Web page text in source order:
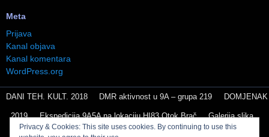
Meta
Prijava
Kanal objava
Kanal komentara
WordPress.org
DANI TEH. KULT. 2018 DMR aktivnost u 9A – grupa 219 DOMJENAK
2019 Ekspedicija 9A5A na lokaciju HI83 Otok Brač Galerija slika
grobnik2019 JARUN 2023 GALERIJA
Privacy & Cookies: This site uses cookies. By continuing to use this